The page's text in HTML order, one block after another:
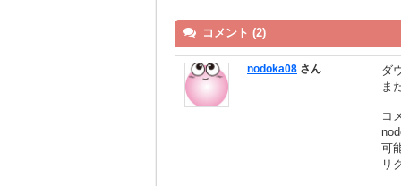
コメント (2)
nodoka08 さん
ダ
ま
コ
可
リ